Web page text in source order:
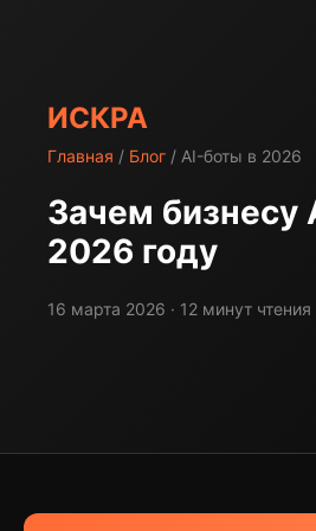
ИСКРА
Главная / Блог / AI-боты в 2026
Зачем бизнесу
2026 году
16 марта 2026 · 12 минут чтения